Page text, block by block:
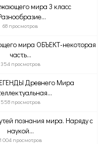
мира 3 класс
68 просмотров
мира ОБЪЕКТ-некоторая
часть...
354 просмотров
Древнего Мира
558 просмотров
познания мира. Наряду с
наукой...
1 004 просмотров